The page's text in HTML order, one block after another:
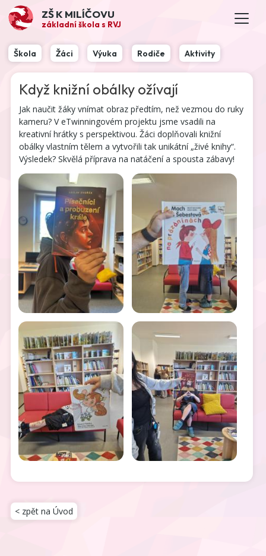
ZŠ K MILÍČOVU
základní škola s RVJ
Škola Žáci Výuka Rodiče Aktivity
Když knižní obálky ožívají
Jak naučit žáky vnímat obraz předtím, než vezmou do ruky
kameru? V eTwinningovém projektu jsme vsadili na
kreativní hrátky s perspektivou. Žáci doplňovali knižní
obálky vlastním tělem a vytvořili tak unikátní „živé knihy“.
Výsledek? Skvělá příprava na natáčení a spousta zábavy!
< zpět na Úvod